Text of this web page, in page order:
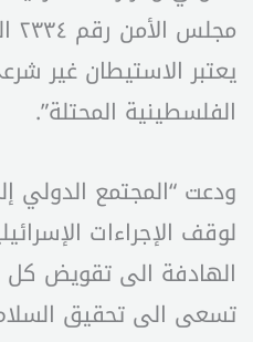
يعتبر الاستيطان غير
الفلسطينية المحتلة”.
ودعت “المجتمع الدولي
لوقف الإجراءات
الهادفة الى تقويض كل
تسعى الى تحقيق